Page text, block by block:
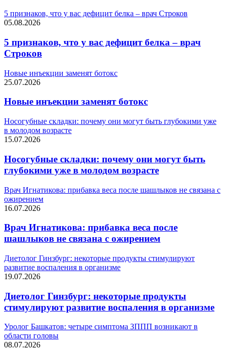
5 признаков, что у вас дефицит белка – врач Строков
05.08.2026
5 признаков, что у вас дефицит белка – врач
Строков
Новые инъекции заменят ботокс
25.07.2026
Новые инъекции заменят ботокс
Носогубные складки: почему они могут быть глубокими уже
в молодом возрасте
15.07.2026
Носогубные складки: почему они могут быть
глубокими уже в молодом возрасте
Врач Игнатикова: прибавка веса после шашлыков не связана с
ожирением
16.07.2026
Врач Игнатикова: прибавка веса после
шашлыков не связана с ожирением
Диетолог Гинзбург: некоторые продукты стимулируют
развитие воспаления в организме
19.07.2026
Диетолог Гинзбург: некоторые продукты
стимулируют развитие воспаления в организме
Уролог Башкатов: четыре симптома ЗППП возникают в
области головы
08.07.2026